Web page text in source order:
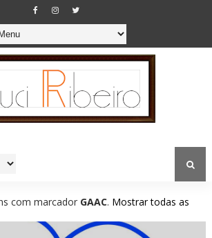
com marcador GAAC. Mostrar todas as